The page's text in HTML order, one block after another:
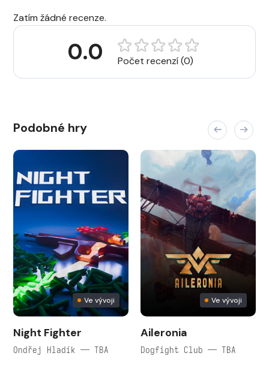
Zatím žádné recenze.
0.0 Počet recenzí (0)
Podobné hry
Ve vývoji
Night Fighter
Ondřej Hladík — TBA
Ve vývoji
Aileronia
Dogfight Club — TBA